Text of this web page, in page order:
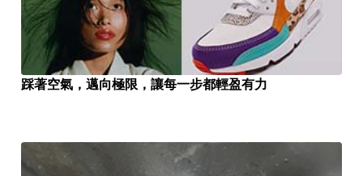
踩著空氣，邁向極限，讓每一步都輕盈有力